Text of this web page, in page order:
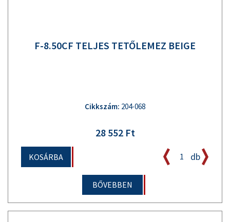
F-8.50CF TELJES TETŐLEMEZ BEIGE
Cikkszám: 204-068
28 552 Ft
KOSÁRBA db
BŐVEBBEN